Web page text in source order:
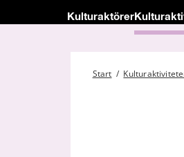
Kulturaktörer
Start /